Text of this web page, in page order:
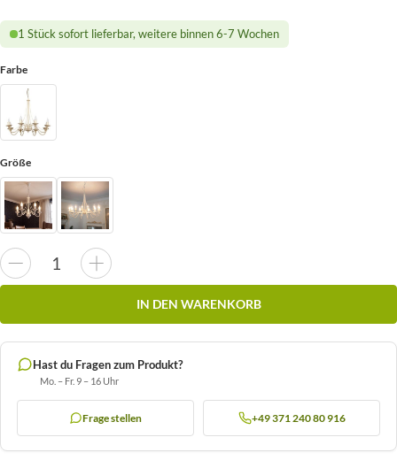
1 Stück sofort lieferbar, weitere binnen 6-7 Wochen
Farbe
Größe
IN DEN WARENKORB
Hast du Fragen zum Produkt?
Mo. – Fr. 9 – 16 Uhr
Frage stellen +49 371 240 80 916